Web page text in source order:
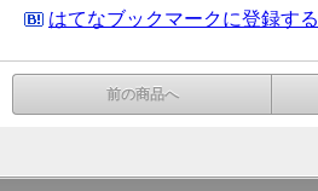
はてなブックマークに登録する
前の商品へ